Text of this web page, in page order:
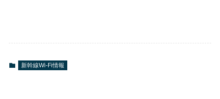
新幹線Wi-Fi情報